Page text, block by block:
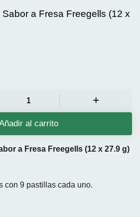
a Fresa Freegells (12 x
al carrito
a Fresa Freegells (12 x 27.9 g)
con 9 pastillas cada uno.